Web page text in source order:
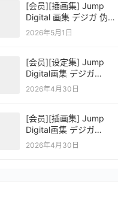
[会员][插画集] Jump
Digital 画集 デジガ 伪恋
ニセコイ 1
2026年5月1日
[会员][设定集] Jump
Digital画集 デジガ
CLAYMORE 2
2026年4月30日
[会员][插画集] Jump
Digital画集 デジガ
CLAYMORE 1
2026年4月30日